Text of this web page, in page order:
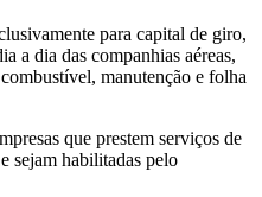
para capital de giro,
a dia das companhias aéreas,
manutenção e folha
que prestem serviços de
sejam habilitadas pelo